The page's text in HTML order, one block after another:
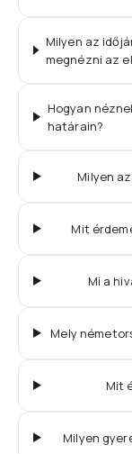
Milyen az
megnézni az
Hogyan
határain?
Milyen
Mit
Mi a
Mely
Mit
Milyen